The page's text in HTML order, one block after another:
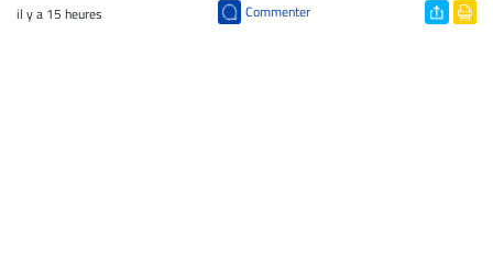
il y a 15 heures Commenter